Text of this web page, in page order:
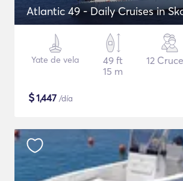
Atlantic 49 - Daily Cruises in
Yate de vela
49 ft
15 m
12
$1,447 /día